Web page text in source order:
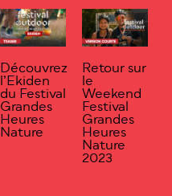
Découvrez
l’Ekiden
du Festival
Grandes
Heures
Nature
Retour sur
le
Weekend
Festival
Grandes
Heures
Nature
2023